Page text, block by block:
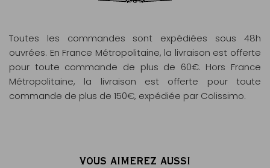
Toutes les commandes sont expédiées sous 48h
ouvrées. En France Métropolitaine, la livraison est offerte
pour toute commande de plus de 60€. Hors France
Métropolitaine, la livraison est offerte pour toute
commande de plus de 150€, expédiée par Colissimo.
VOUS AIMEREZ AUSSI